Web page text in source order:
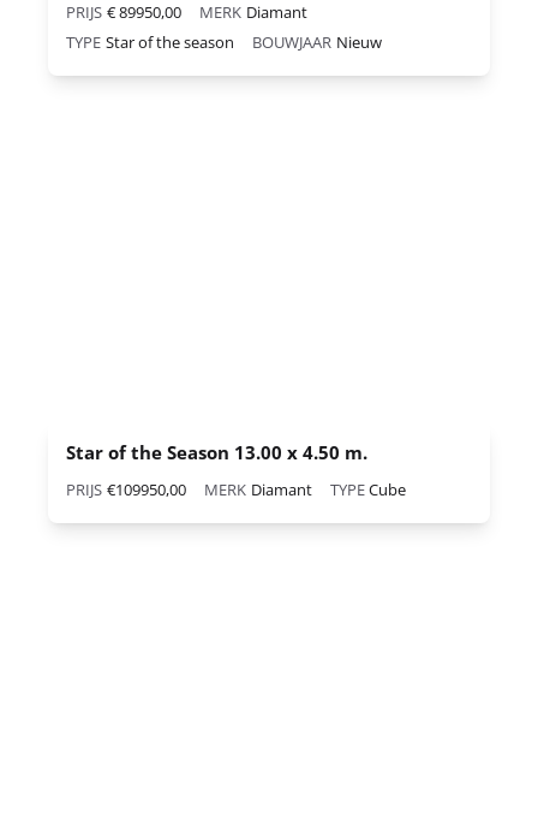
PRIJS € 89950,00 MERK Diamant
TYPE Star of the season BOUWJAAR Nieuw
Star of the Season 13.00 x 4.50 m.
PRIJS €109950,00 MERK Diamant TYPE Cube